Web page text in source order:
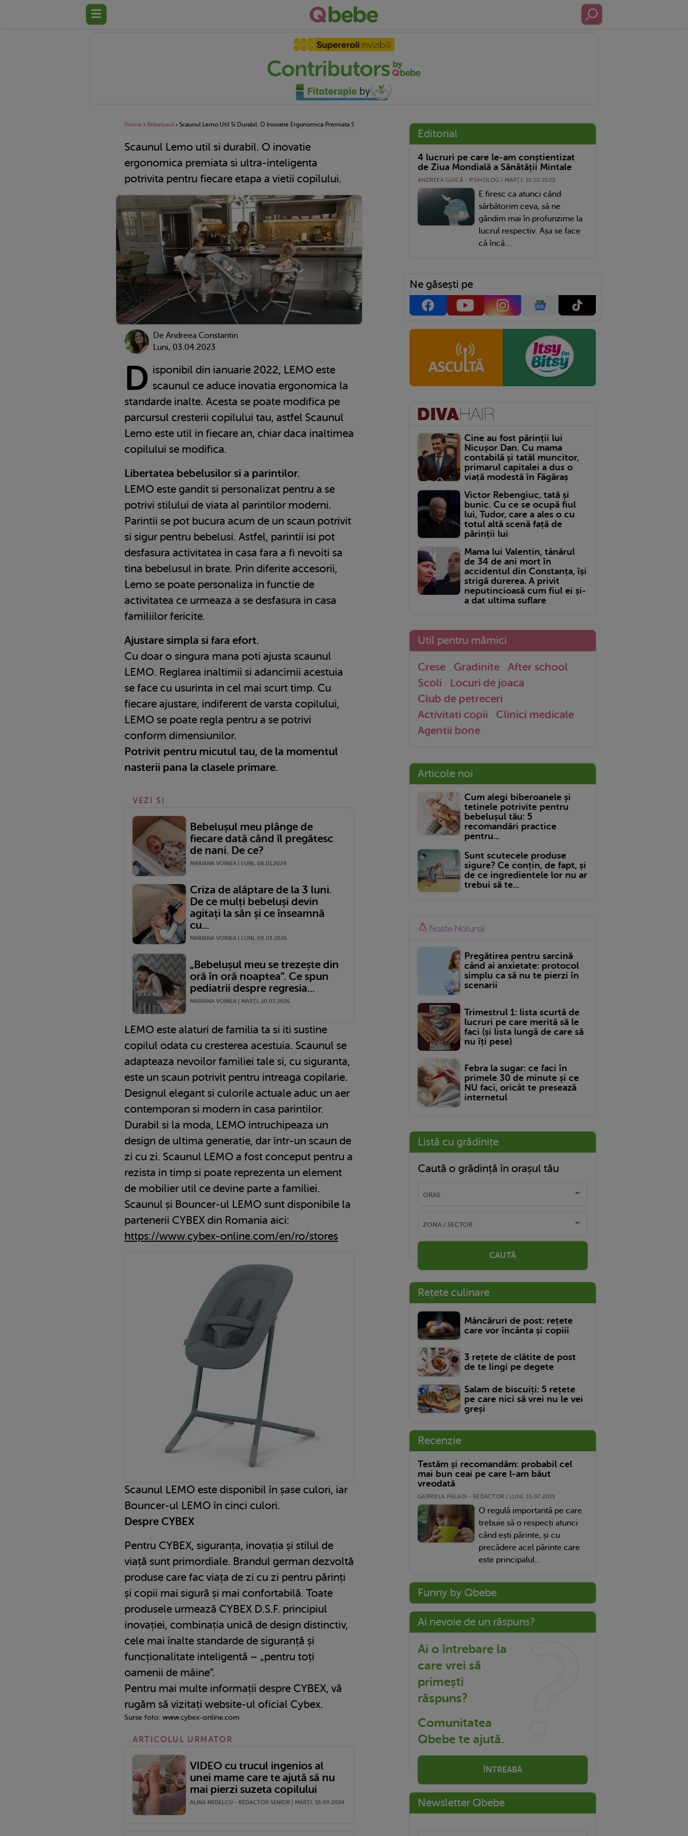
Home › Bebelusul › Scaunul Lemo Util Si Durabil. O Inovatie Ergonomica Premiata Si Ultra-Inteligenta Potrivita Pentru Fiecare Etapa A Vietii Copilului.
Scaunul Lemo util si durabil. O inovatie
ergonomica premiata si ultra-inteligenta
potrivita pentru fiecare etapa a vietii copilului.
De Andreea Constantin
Luni, 03.04.2023
D isponibil din ianuarie 2022, LEMO este
scaunul ce aduce inovatia ergonomica la
standarde inalte. Acesta se poate modifica pe
parcursul cresterii copilului tau, astfel Scaunul
Lemo este util in fiecare an, chiar daca inaltimea
copilului se modifica.
Libertatea bebelusilor si a parintilor.
LEMO este gandit si personalizat pentru a se
potrivi stilului de viata al parintilor moderni.
Parintii se pot bucura acum de un scaun potrivit
si sigur pentru bebelusi. Astfel, parintii isi pot
desfasura activitatea in casa fara a fi nevoiti sa
tina bebelusul in brate. Prin diferite accesorii,
Lemo se poate personaliza in functie de
activitatea ce urmeaza a se desfasura in casa
familiilor fericite.
Ajustare simpla si fara efort.
Cu doar o singura mana poti ajusta scaunul
LEMO. Reglarea inaltimii si adancimii acestuia
se face cu usurinta in cel mai scurt timp. Cu
fiecare ajustare, indiferent de varsta copilului,
LEMO se poate regla pentru a se potrivi
conform dimensiunilor.
Potrivit pentru micutul tau, de la momentul
nasterii pana la clasele primare.
VEZI SI
Bebelușul meu plânge de
fiecare dată când îl pregătesc
de nani. De ce?
MARIANA VOINEA | LUNI, 08.01.2024
Criza de alăptare de la 3 luni.
De ce mulți bebeluși devin
agitați la sân și ce înseamnă
cu...
MARIANA VOINEA | LUNI, 09.03.2026
„Bebelușul meu se trezește din
oră în oră noaptea”. Ce spun
pediatrii despre regresia...
MARIANA VOINEA | MARŢI, 10.03.2026
LEMO este alaturi de familia ta si iti sustine
copilul odata cu cresterea acestuia. Scaunul se
adapteaza nevoilor familiei tale si, cu siguranta,
este un scaun potrivit pentru intreaga copilarie.
Designul elegant si culorile actuale aduc un aer
contemporan si modern in casa parintilor.
Durabil si la moda, LEMO intruchipeaza un
design de ultima generatie, dar într-un scaun de
zi cu zi. Scaunul LEMO a fost conceput pentru a
rezista in timp si poate reprezenta un element
de mobilier util ce devine parte a familiei.
Scaunul și Bouncer-ul LEMO sunt disponibile la
partenerii CYBEX din Romania aici:
https://www.cybex-online.com/en/ro/stores
Scaunul LEMO este disponibil în șase culori, iar
Bouncer-ul LEMO în cinci culori.
Despre CYBEX
Pentru CYBEX, siguranța, inovația și stilul de
viață sunt primordiale. Brandul german dezvoltă
produse care fac viața de zi cu zi pentru părinți
și copii mai sigură și mai confortabilă. Toate
produsele urmează CYBEX D.S.F. principiul
inovației, combinația unică de design distinctiv,
cele mai înalte standarde de siguranță și
funcționalitate inteligentă – „pentru toți
oamenii de mâine”.
Pentru mai multe informații despre CYBEX, vă
rugăm să vizitați website-ul oficial Cybex.
Surse foto: www.cybex-online.com
ARTICOLUL URMATOR
VIDEO cu trucul ingenios al
unei mame care te ajută să nu
mai pierzi suzeta copilului
ALINA NEDELCU - REDACTOR SENIOR | MARŢI, 10.09.2024
Editorial
4 lucruri pe care le-am conștientizat
de Ziua Mondială a Sănătății Mintale
ANDREEA GUICĂ - PSIHOLOG | MARŢI, 10.10.2023
E firesc ca atunci când
sărbătorim ceva, să ne
gândim mai în profunzime la
lucrul respectiv. Așa se face
că încă...
Ne găsești pe
Cine au fost părinții lui
Nicușor Dan. Cu mama
contabilă și tatăl muncitor,
primarul capitalei a dus o
viață modestă în Făgăraș
Victor Rebengiuc, tată și
bunic. Cu ce se ocupă fiul
lui, Tudor, care a ales o cu
totul altă scenă față de
părinții lui
Mama lui Valentin, tânărul
de 34 de ani mort în
accidentul din Constanța, își
strigă durerea. A privit
neputincioasă cum fiul ei și-
a dat ultima suflare
Util pentru mămici
Crese Gradinite
After school
Scoli
Locuri de joaca
Club de petreceri
Activitati copii
Clinici medicale
Agentii bone
Articole noi
Cum alegi biberoanele și
tetinele potrivite pentru
bebelușul tău: 5
recomandări practice
pentru...
Sunt scutecele produse
sigure? Ce conțin, de fapt, și
de ce ingredientele lor nu ar
trebui să te...
Pregătirea pentru sarcină
când ai anxietate: protocol
simplu ca să nu te pierzi în
scenarii
Trimestrul 1: lista scurtă de
lucruri pe care merită să le
faci (și lista lungă de care să
nu îți pese)
Febra la sugar: ce faci în
primele 30 de minute și ce
NU faci, oricât te presează
internetul
Listă cu grădinițe
Caută o grădință în orașul tău
CAUTĂ
Rețete culinare
Mâncăruri de post: rețete
care vor încânta și copiii
3 rețete de clătite de post
de te lingi pe degete
Salam de biscuiți: 5 rețete
pe care nici să vrei nu le vei
greși
Recenzie
Testăm și recomandăm: probabil cel
mai bun ceai pe care l-am băut
vreodată
GABRIELA PALADI - REDACTOR | LUNI, 15.07.2019
O regulă importantă pe care
trebuie să o respecți atunci
când ești părinte, și cu
precădere acel părinte care
este principalul...
Funny by Qbebe
Ai nevoie de un răspuns?
Ai o întrebare la
care vrei să
primești
răspuns?
Comunitatea
Qbebe te ajută.
ÎNTREABĂ
Newsletter Qbebe